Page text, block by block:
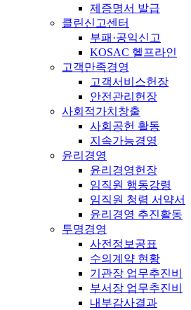
제증명서 발급
클린신고센터
부패·공익신고
KOSAC 헬프라인
고객만족경영
고객서비스헌장
안전관리헌장
사회적가치창출
사회공헌 활동
지속가능경영
윤리경영
윤리경영헌장
임직원 행동강령
임직원 청렴 서약서
윤리경영 추진활동
투명경영
사전정보공표
수의계약 현황
기관장 업무추진비
부서장 업무추진비
내부감사결과